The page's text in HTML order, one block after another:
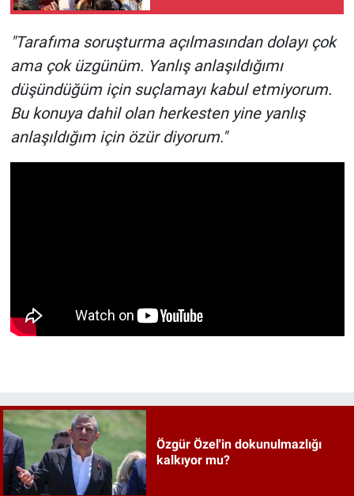
"Tarafıma soruşturma açılmasından dolayı çok
ama çok üzgünüm. Yanlış anlaşıldığımı
düşündüğüm için suçlamayı kabul etmiyorum.
Bu konuya dahil olan herkesten yine yanlış
anlaşıldığım için özür diyorum."
Özgür Özel'in dokunulmazlığı
kalkıyor mu?